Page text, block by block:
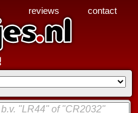
reviews contact